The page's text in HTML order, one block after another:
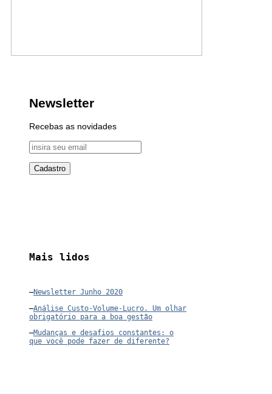
Newsletter
Recebas as novidades
Mais lidos
–Newsletter Junho 2020
–Análise Custo-Volume-Lucro. Um olhar
obrigatório para a boa gestão
–Mudanças e desafios constantes: o
que você pode fazer de diferente?